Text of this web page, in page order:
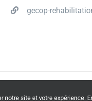
gecop-
Copyright 2026 | Tous
notre site et votre expérience.